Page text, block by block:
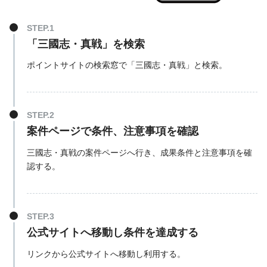
「三國志・真戦」を検索
ポイントサイトの検索窓で「三國志・真戦」と検索。
案件ページで条件、注意事項を確認
三國志・真戦の案件ページへ行き、成果条件と注意事項を確
認する。
公式サイトへ移動し条件を達成する
リンクから公式サイトへ移動し利用する。